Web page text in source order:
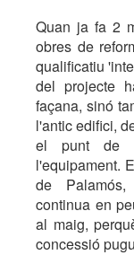
Quan ja fa 2
obres de
qualificatiu
del projecte
façana, sinó
l'antic edifici,
el punt de
l'equipament.
de
continua en
al maig,
concessió